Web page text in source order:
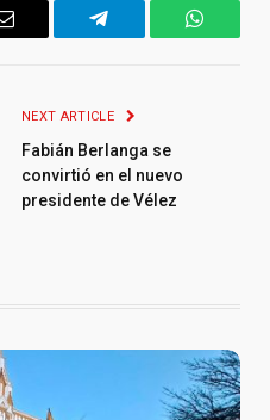
Email Telegram
NEXT ARTICLE
Fabián Berlanga se
convirtió en el nuevo
presidente de Vélez